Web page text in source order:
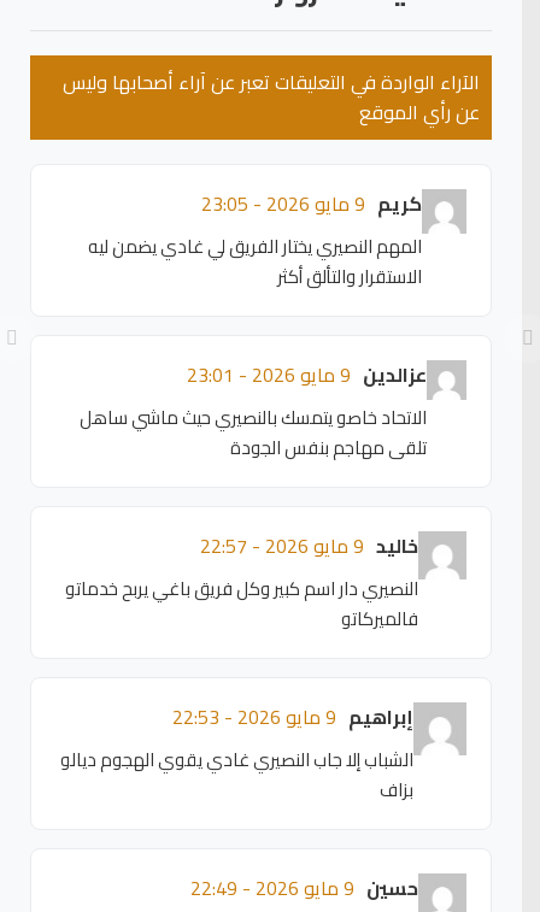
الآراء الواردة في التعليقات تعبر عن آراء أصحابها وليس
عن رأي الموقع
كريم 9 مايو 2026 - 23:05
المهم النصيري يختار الفريق لي غادي يضمن ليه
الاستقرار والتألق أكثر
عزالدين 9 مايو 2026 - 23:01
الاتحاد خاصو يتمسك بالنصيري حيث ماشي ساهل
تلقى مهاجم بنفس الجودة
خاليد 9 مايو 2026 - 22:57
النصيري دار اسم كبير وكل فريق باغي يربح خدماتو
فالميركاتو
إبراهيم 9 مايو 2026 - 22:53
الشباب إلا جاب النصيري غادي يقوي الهجوم ديالو
بزاف
حسين 9 مايو 2026 - 22:49